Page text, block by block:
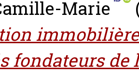
Marie
fondateurs